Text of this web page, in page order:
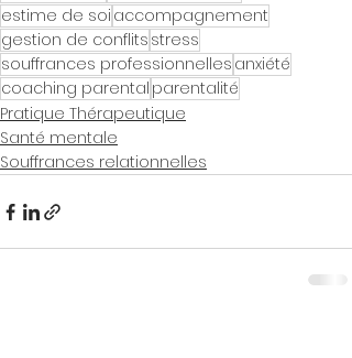
estime de soi accompagnement
gestion de conflits stress
souffrances professionnelles anxiété
coaching parental parentalité
Pratique Thérapeutique
Santé mentale
Souffrances relationnelles